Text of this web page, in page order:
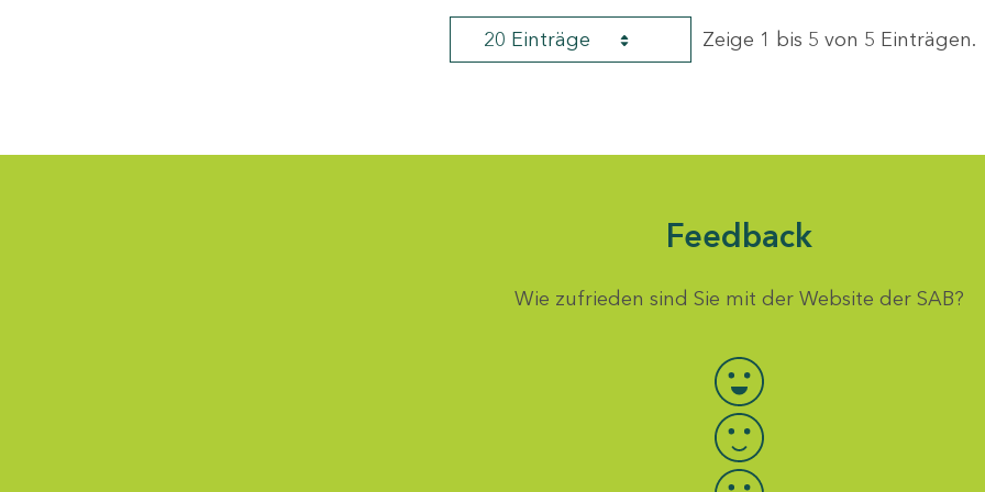
20 Einträge Zeige 1 bis 5 von 5 Einträgen.
Feedback
Wie zufrieden sind Sie mit der Website der SAB?
Bewertung auswählen